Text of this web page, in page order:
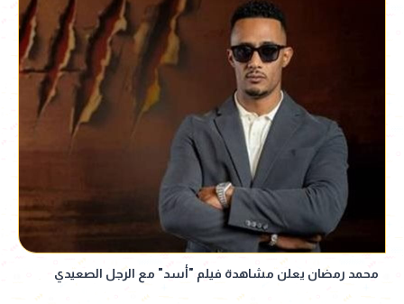
محمد رمضان يعلن مشاهدة فيلم "أسد" مع الرجل الصعيدي